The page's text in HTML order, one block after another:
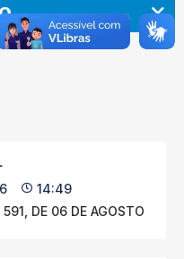
14:49
591, DE 06 DE AGOSTO